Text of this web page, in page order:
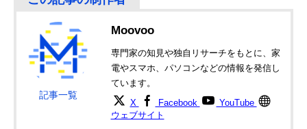
タブレット用スタ
置スタンド TB-
記事一覧
Moovoo
専門家の知見や独自リサーチをもとに、家
電やスマホ、パソコンなどの情報を発信し
ています。
X Facebook
YouTube
ウェブサイト